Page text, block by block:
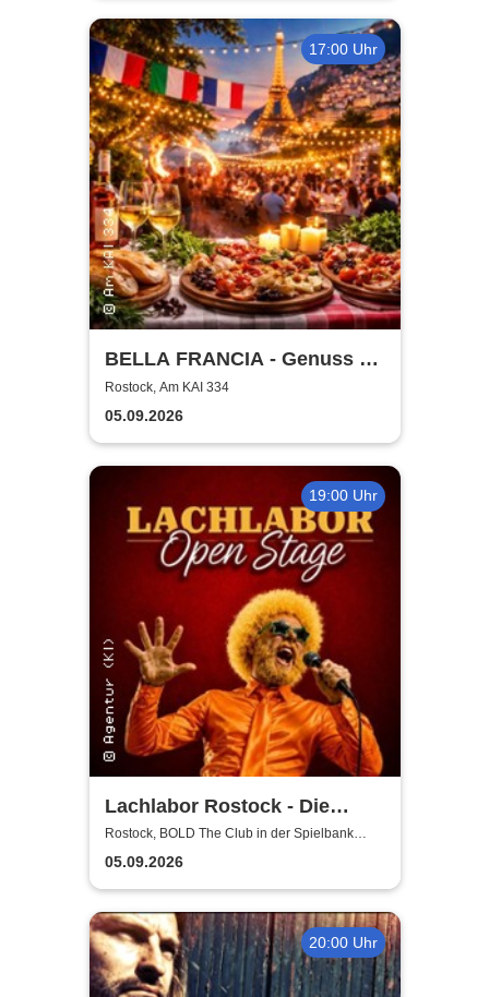
17:00 Uhr
BELLA FRANCIA - Genuss &
Kultur Rostock
Rostock, Am KAI 334
05.09.2026
19:00 Uhr
Lachlabor Rostock - Die
Comedy-Testbühne im BOLD
The Club
Rostock, BOLD The Club in der Spielbank
Rostock
05.09.2026
20:00 Uhr